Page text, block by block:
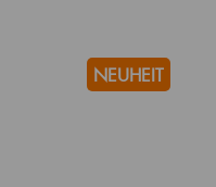
NEUHEIT